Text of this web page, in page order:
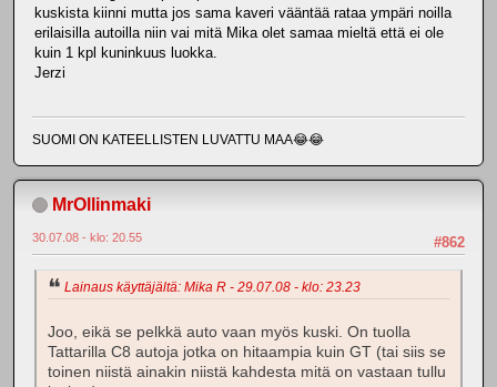
kuskista kiinni mutta jos sama kaveri vääntää rataa ympäri noilla
erilaisilla autoilla niin vai mitä Mika olet samaa mieltä että ei ole
kuin 1 kpl kuninkuus luokka.
Jerzi
SUOMI ON KATEELLISTEN LUVATTU MAA😂😂
MrOllinmaki
#862
30.07.08 - klo: 20.55
Lainaus käyttäjältä: Mika R - 29.07.08 - klo: 23.23
Joo, eikä se pelkkä auto vaan myös kuski. On tuolla
Tattarilla C8 autoja jotka on hitaampia kuin GT (tai siis se
toinen niistä ainakin niistä kahdesta mitä on vastaan tullu